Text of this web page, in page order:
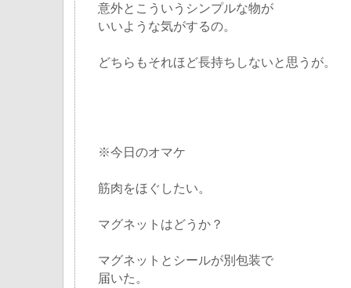
意外とこういうシンプルな物が
いいような気がするの。
どちらもそれほど長持ちしないと思うが。
※今日のオマケ
筋肉をほぐしたい。
マグネットはどうか？
マグネットとシールが別包装で
届いた。